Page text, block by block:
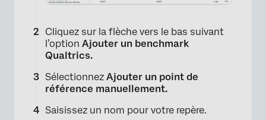
Cliquez sur la flèche vers le bas suivant
l’option Ajouter un benchmark
Qualtrics.
Sélectionnez Ajouter un point de
référence manuellement.
Saisissez un nom pour votre repère.